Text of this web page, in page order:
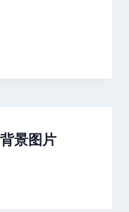
景图片